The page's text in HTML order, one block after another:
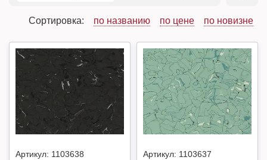
Сортировка: по названию по цене по новизне
Артикул: 1103638 Артикул: 1103637